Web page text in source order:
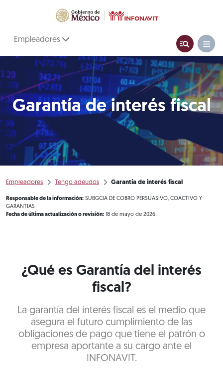
Empleadores
Garantía de interés fiscal
Empleadores Tengo adeudos Garantía de interés fiscal
Responsable de la información: SUBGCIA DE COBRO PERSUASIVO, COACTIVO Y
GARANTIAS
Fecha de última actualización o revisión: 18 de mayo de 2026
¿Qué es Garantía del interés
fiscal?
La garantía del interés fiscal es el medio que
asegura el futuro cumplimiento de las
obligaciones de pago que tiene el patrón o
empresa aportante a su cargo ante el
INFONAVIT.